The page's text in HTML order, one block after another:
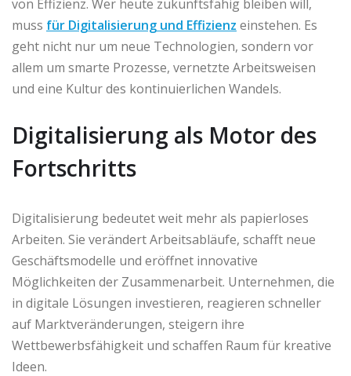
von Effizienz. Wer heute zukunftsfähig bleiben will,
muss für Digitalisierung und Effizienz einstehen. Es
geht nicht nur um neue Technologien, sondern vor
allem um smarte Prozesse, vernetzte Arbeitsweisen
und eine Kultur des kontinuierlichen Wandels.
Digitalisierung als Motor des
Fortschritts
Digitalisierung bedeutet weit mehr als papierloses
Arbeiten. Sie verändert Arbeitsabläufe, schafft neue
Geschäftsmodelle und eröffnet innovative
Möglichkeiten der Zusammenarbeit. Unternehmen, die
in digitale Lösungen investieren, reagieren schneller
auf Marktveränderungen, steigern ihre
Wettbewerbsfähigkeit und schaffen Raum für kreative
Ideen.